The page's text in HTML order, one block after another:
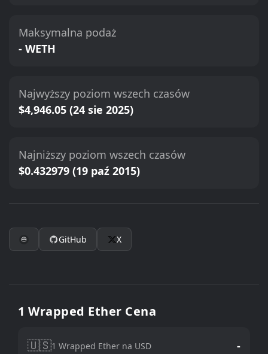
Maksymalna podaż
- WETH
Najwyższy poziom wszech czasów
$4,946.05 (24 sie 2025)
Najniższy poziom wszech czasów
$0.432979 (19 paź 2015)
GitHub X
1 Wrapped Ether Cena
🇺🇸1 Wrapped Ether na USD -